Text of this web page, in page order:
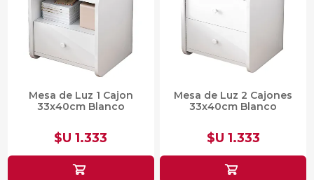
Mesa de Luz 1 Cajon
33x40cm Blanco
$U 1.333
Mesa de Luz 2 Cajones
33x40cm Blanco
$U 1.333